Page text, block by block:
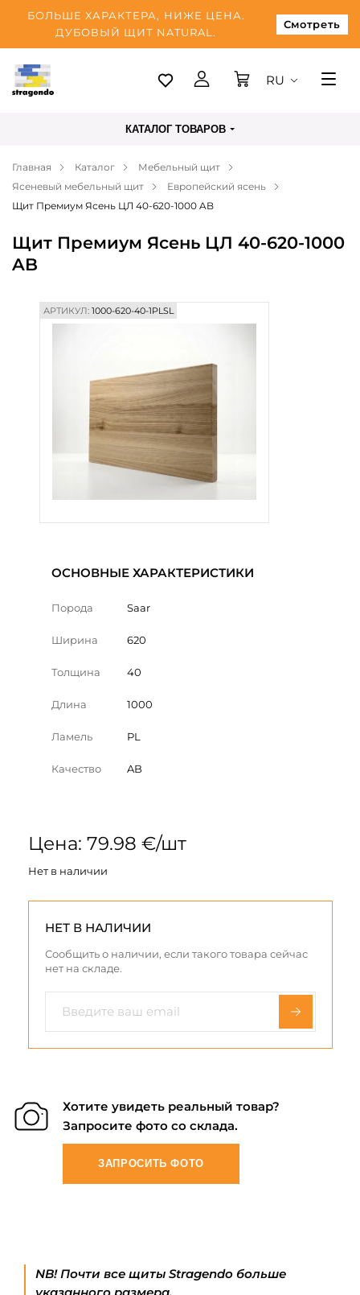
БОЛЬШЕ ХАРАКТЕРА, НИЖЕ ЦЕНА.
ДУБОВЫЙ ЩИТ NATURAL.
Смотреть
Таллинн
Оплата
О нас
Блог
Контакты
RU
КАТАЛОГ ТОВАРОВ
Главная Каталог
Мебельный щит
Ясеневый мебельный щит
Европейский ясень
Щит Премиум Ясень ЦЛ 40-620-1000 AB
Щит Премиум Ясень ЦЛ 40-620-1000
AB
АРТИКУЛ:1000-620-40-1PLSL
ОСНОВНЫЕ ХАРАКТЕРИСТИКИ
Порода Saar
Ширина 620
Толщина 40
Длина 1000
Ламель PL
Качество AB
Цена: 79.98 €/шт
Нет в наличии
НЕТ В НАЛИЧИИ
Сообщить о наличии, если такого товара сейчас
нет на складе.
Хотите увидеть реальный товар?
Запросите фото со склада.
ЗАПРОСИТЬ ФОТО
NB! Почти все щиты Stragendo больше